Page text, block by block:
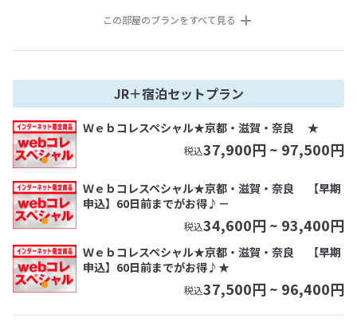
この部屋のプランをすべて見る
JR＋宿泊セットプラン
Ｗｅｂコレスペシャル★京都・滋賀・奈良 ★
税込37,900円 ~ 97,500円
Ｗｅｂコレスペシャル★京都・滋賀・奈良 【早期
申込】60日前までがお得♪－
税込34,600円 ~ 93,400円
Ｗｅｂコレスペシャル★京都・滋賀・奈良 【早期
申込】60日前までがお得♪★
税込37,500円 ~ 96,400円